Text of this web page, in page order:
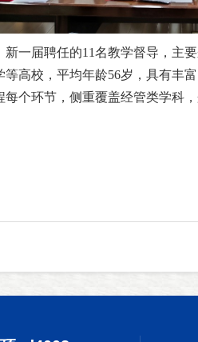
新一届聘任的11名教学督导，主
等高校，平均年龄56岁，具有丰
每个环节，侧重覆盖经管类学科，